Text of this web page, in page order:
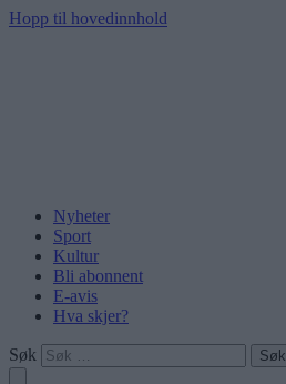
Hopp til hovedinnhold
Nyheter
Sport
Kultur
Bli abonnent
E-avis
Hva skjer?
Søk